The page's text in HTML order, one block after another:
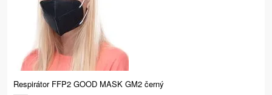
Respirátor FFP2 GOOD MASK GM2 černý